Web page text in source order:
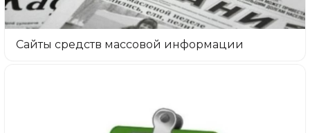
Сайты средств массовой информации